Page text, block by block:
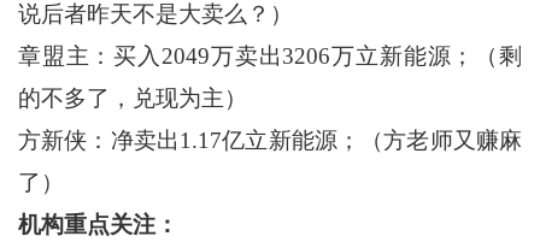
说后者昨天不是大卖么？）
章盟主：买入2049万卖出3206万立新能源；（剩
的不多了，兑现为主）
方新侠：净卖出1.17亿立新能源；（方老师又赚麻
了）
机构重点关注：